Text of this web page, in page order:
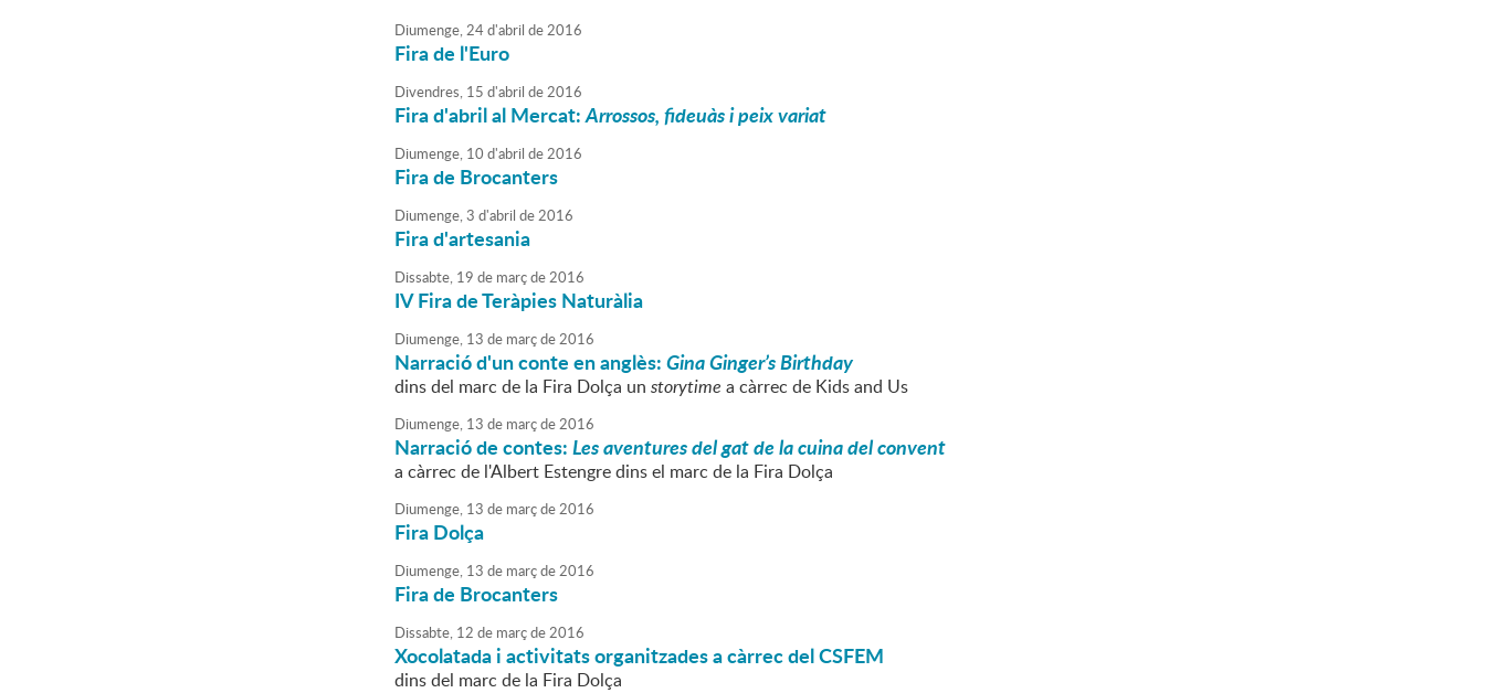
Diumenge,24d'abril de2016
Fira de l'Euro
Divendres, 15 d'abril de2016
Fira d'abril al Mercat:Arrossos, fideuàs i peix variat
Diumenge, 10 d'abril de2016
Fira de Brocanters
Diumenge,3 d'abril de2016
Fira d'artesania
Dissabte, 19 de marçde2016
IV Fira de Teràpies Naturàlia
Diumenge, 13 de marçde2016
Narració d'un conte en anglès:Gina Ginger’s Birthday
dins del marc de la Fira Dolça un storytime a càrrec de Kids and Us
Diumenge, 13 de marçde2016
Narració de contes:Les aventures del gat de la cuina del convent
a càrrec de l'Albert Estengre dins el marc de la Fira Dolça
Diumenge, 13 de marçde2016
Fira Dolça
Diumenge, 13 de marçde2016
Fira de Brocanters
Dissabte, 12 de marçde2016
Xocolatada i activitats organitzades a càrrec del CSFEM
dins del marc de la Fira Dolça